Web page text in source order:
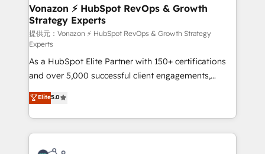
➤ L’intégration de CRM et de méthodologie RevOps
pour aligner les équipes marketing, commerciales et
support client (data migration, synchronisation API,
audit et maintenance) ➤ La création de sites internet
de conversion qui transforment les visiteurs en
opportunités d'affaires ➤ La mise en place de
stratégies d'acquisition marketing (SEO, SEA,
inbound, automatisation marketing, ABM, IA,
emailing) Informations clés : - 10 ans d'expérience -
100+ intégrations CRM HubSpot réussies - 40
experts conseil - 150 certifications HubSpot
Vonazon ⚡ HubSpot RevOps & Growth
Strategy Experts
提供元：Vonazon ⚡ HubSpot RevOps & Growth Strategy
Experts
As a HubSpot Elite Partner with 150+ certifications
and over 5,000 successful client engagements,
Vonazon turns marketing complexity into
measurable, scalable growth. From onboarding to
enterprise-grade campaigns, our in-house team
builds scalable strategies that drive long-term
revenue. ⚙️ HubSpot Integration & Optimization •
Elite5.0